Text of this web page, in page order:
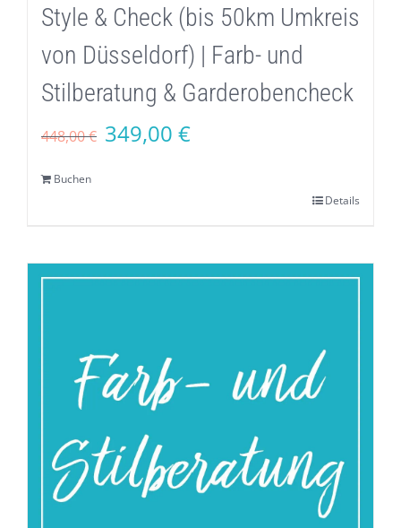
Style & Check (bis 50km Umkreis
von Düsseldorf) | Farb- und
Stilberatung & Garderobencheck
448,00€
Ursprünglicher
349,00 €Aktueller
Buchen
Details